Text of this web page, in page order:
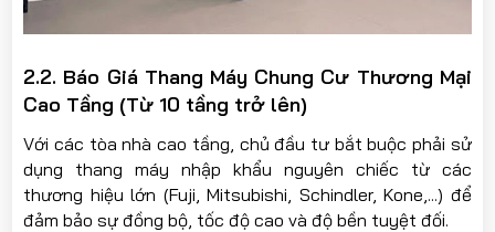
2.2. Báo Giá Thang Máy Chung Cư Thương Mại
Cao Tầng (Từ 10 tầng trở lên)
Với các tòa nhà cao tầng, chủ đầu tư bắt buộc phải sử
dụng thang máy nhập khẩu nguyên chiếc từ các
thương hiệu lớn (Fuji, Mitsubishi, Schindler, Kone,...) để
đảm bảo sự đồng bộ, tốc độ cao và độ bền tuyệt đối.